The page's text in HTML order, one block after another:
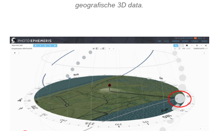
geografische 3D data.